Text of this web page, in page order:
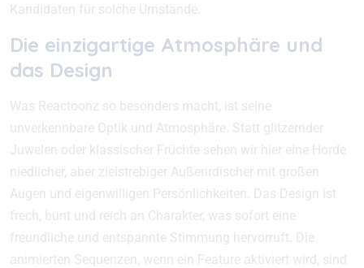
Kandidaten für solche Umstände.
Die einzigartige Atmosphäre und
das Design
Was Reactoonz so besonders macht, ist seine
unverkennbare Optik und Atmosphäre. Statt glitzernder
Juwelen oder klassischer Früchte sehen wir hier eine Horde
niedlicher, aber zielstrebiger Außerirdischer mit großen
Augen und eigenwilligen Persönlichkeiten. Das Design ist
frech, bunt und reich an Charakter, was sofort eine
freundliche und entspannte Stimmung hervorruft. Die
animierten Sequenzen, wenn ein Feature aktiviert wird, sind